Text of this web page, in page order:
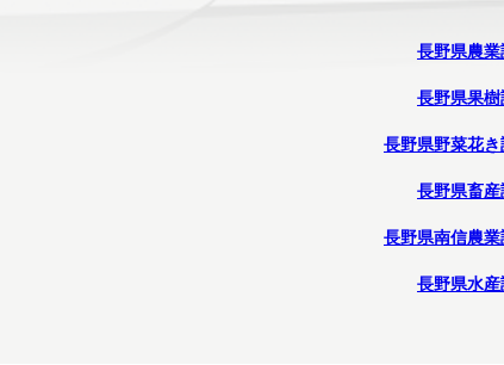
長野県農
長野県果
長野県野菜花
長野県畜
長野県南信農
長野県水